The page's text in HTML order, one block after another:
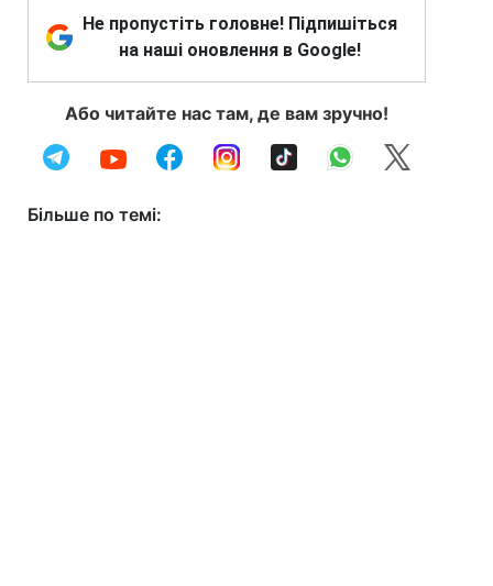
Не пропустіть головне! Підпишіться
на наші оновлення в Google!
Або читайте нас там, де вам зручно!
Більше по темі: